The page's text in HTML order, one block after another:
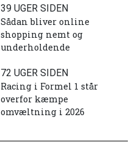
39 UGER SIDEN
Sådan bliver online
shopping nemt og
underholdende
72 UGER SIDEN
Racing i Formel 1 står
overfor kæmpe
omvæltning i 2026